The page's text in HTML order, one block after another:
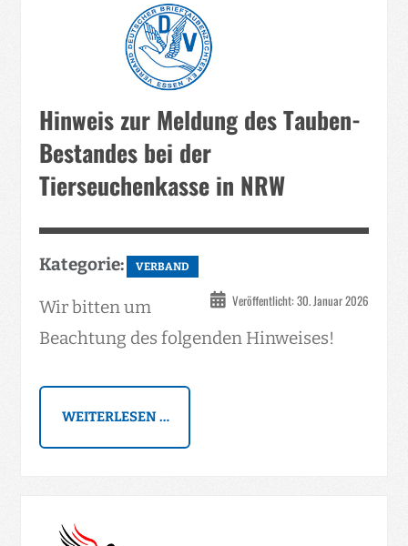
Jugendliche
Hinweis zur Meldung des Tauben-
Bestandes bei der
Tierseuchenkasse in NRW
Kategorie: VERBAND
Veröffentlicht: 30. Januar 2026
Wir bitten um
Beachtung des folgenden Hinweises!
WEITERLESEN …